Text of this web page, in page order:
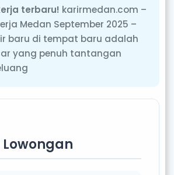
terbaru! karirmedan.com –
Medan September 2025 –
baru di tempat baru adalah
yang penuh tantangan